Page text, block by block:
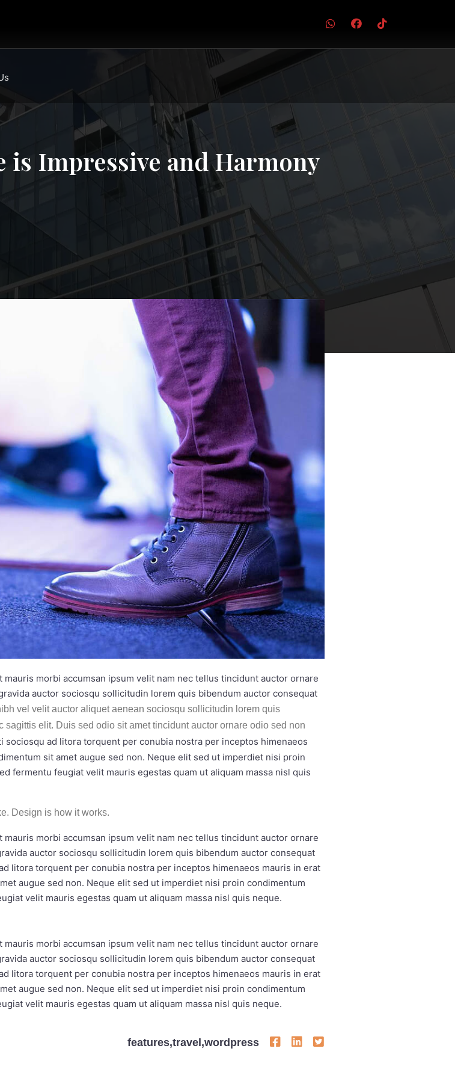
is Impressive and Harmony
morbi accumsan ipsum velit nam nec tellus tincidunt auctor ornare
auctor sociosqu sollicitudin lorem quis bibendum auctor consequat
vel velit auctor aliquet aenean sociosqu sollicitudin lorem quis
elit. Duis sed odio sit amet tincidunt auctor ornare odio sed non
sociosqu ad litora torquent per conubia nostra per inceptos himenaeos
sit amet augue sed non. Neque elit sed ut imperdiet nisi proin
fermentu feugiat velit mauris egestas quam ut aliquam massa nisl quis
Design is how it works.
morbi accumsan ipsum velit nam nec tellus tincidunt auctor ornare
auctor sociosqu sollicitudin lorem quis bibendum auctor consequat
litora torquent per conubia nostra per inceptos himenaeos mauris in erat
augue sed non. Neque elit sed ut imperdiet nisi proin condimentum
velit mauris egestas quam ut aliquam massa nisl quis neque.
morbi accumsan ipsum velit nam nec tellus tincidunt auctor ornare
auctor sociosqu sollicitudin lorem quis bibendum auctor consequat
litora torquent per conubia nostra per inceptos himenaeos mauris in erat
augue sed non. Neque elit sed ut imperdiet nisi proin condimentum
velit mauris egestas quam ut aliquam massa nisl quis neque.
features,travel,wordpress